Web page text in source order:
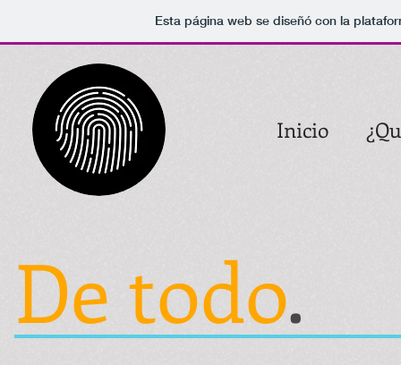
Esta página web se diseñó con la
Inicio
De todo.